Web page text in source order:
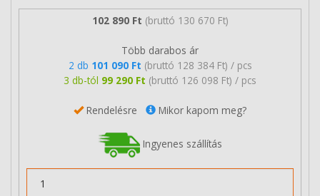
102 890 Ft (bruttó 130 670 Ft)
Több darabos ár
2 db 101 090 Ft (bruttó 128 384 Ft) / pcs
3 db-tól 99 290 Ft (bruttó 126 098 Ft) / pcs
Rendelésre Mikor kapom meg?
Ingyenes szállítás